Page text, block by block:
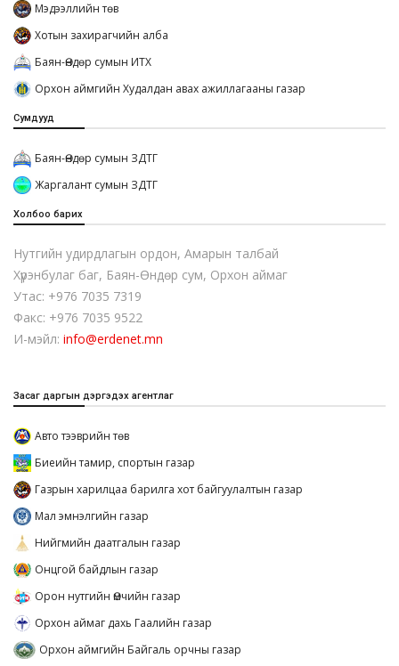
Мэдээллийн төв
Хотын захирагчийн алба
Баян-Өндөр сумын ИТХ
Орхон аймгийн Худалдан авах ажиллагааны газар
Сумдууд
Баян-Өндөр сумын ЗДТГ
Жаргалант сумын ЗДТГ
Холбоо барих
Нутгийн удирдлагын ордон, Амарын талбай
Хүрэнбулаг баг, Баян-Өндөр сум, Орхон аймаг
Утас: +976 7035 7319
Факс: +976 7035 9522
И-мэйл: info@erdenet.mn
Засаг даргын дэргэдэх агентлаг
Авто тээврийн төв
Биеийн тамир, спортын газар
Газрын харилцаа барилга хот байгуулалтын газар
Мал эмнэлгийн газар
Нийгмийн даатгалын газар
Онцгой байдлын газар
Орон нутгийн Өмчийн газар
Орхон аймаг дахь Гаалийн газар
Орхон аймгийн Байгаль орчны газар